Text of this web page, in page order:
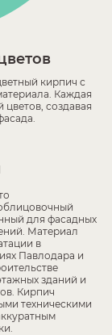
кирпич с
Каждая
создавая
для фасадных
Материал
в
Павлодара и
зданий и
Кирпич
техническими